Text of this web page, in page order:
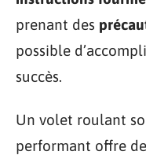
prenant des
possible
succès.
Un volet roulant
performant offre